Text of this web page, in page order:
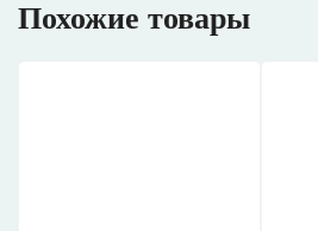
Похожие товары